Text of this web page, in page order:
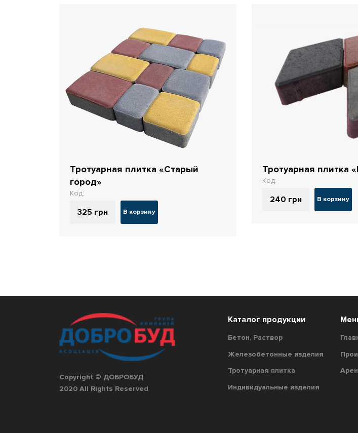
Тротуарная плитка «Старый
город»
Код:
325 грн В корзину
Тротуарная плитка
Код:
240 грн В корзину
Copyright © ДОБРОБУД
2020 All Rights Reserved
Каталог продукции
Бетон, Раствор
Железобетонные изделия
Тротуарная плитка
Индивидуальные изделия